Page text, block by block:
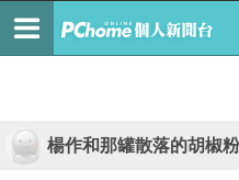
楊作和那罐散落的胡椒粉